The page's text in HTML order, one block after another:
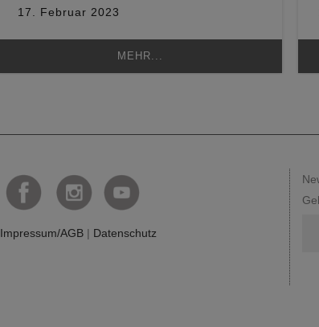
17. Februar 2023
MEHR...
Impressum/AGB| Datenschutz